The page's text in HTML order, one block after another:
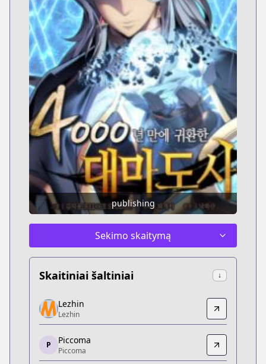
publishing
Sekimo skaitymą
Skaitiniai šaltiniai ↓
Lezhin
Lezhin
https://www.delitoon.com/detail/daf_0000339
Piccoma
Piccoma
Lezhin
Lezhin
P Piccoma
Piccoma